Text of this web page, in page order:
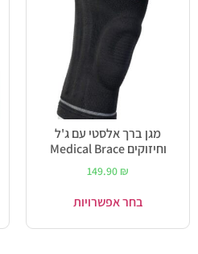
מגן ברך אלסטי עם ג'ל
וחיזוקים Medical Brace
149.90 ₪
בחר אפשרויות